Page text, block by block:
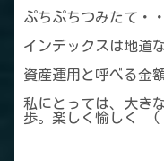
ぷちぷちつみたて・
インデックスは地道
資産運用と呼べる金
私にとっては、大き
歩。楽しく愉しく (